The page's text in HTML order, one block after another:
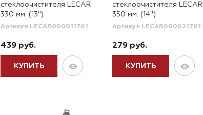
стеклоочистителя LECAR
330 мм. (13")
Артикул LECAR000011701
439 руб.
КУПИТЬ
стеклоочистителя LECAR
350 мм. (14")
Артикул LECAR000021701
279 руб.
КУПИТЬ